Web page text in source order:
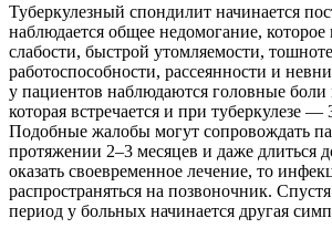
Туберкулезный спондилит начинается
наблюдается общее недомогание, которое
слабости, быстрой утомляемости,
работоспособности, рассеянности и
у пациентов наблюдаются головные боли
которая встречается и при туберкулезе —
Подобные жалобы могут сопровождать
протяжении 2–3 месяцев и даже длиться
оказать своевременное лечение, то
распространяться на позвоночник.
период у больных начинается другая